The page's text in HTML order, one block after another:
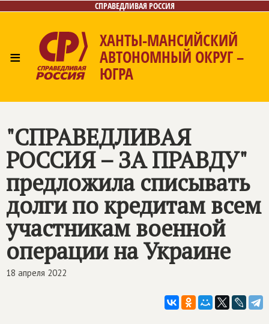
СПРАВЕДЛИВАЯ РОССИЯ
≡
ХАНТЫ-МАНСИЙСКИЙ
АВТОНОМНЫЙ ОКРУГ –
ЮГРА
Контакты
"СПРАВЕДЛИВАЯ
РОССИЯ – ЗА ПРАВДУ"
предложила списывать
долги по кредитам всем
участникам военной
операции на Украине
18 апреля 2022